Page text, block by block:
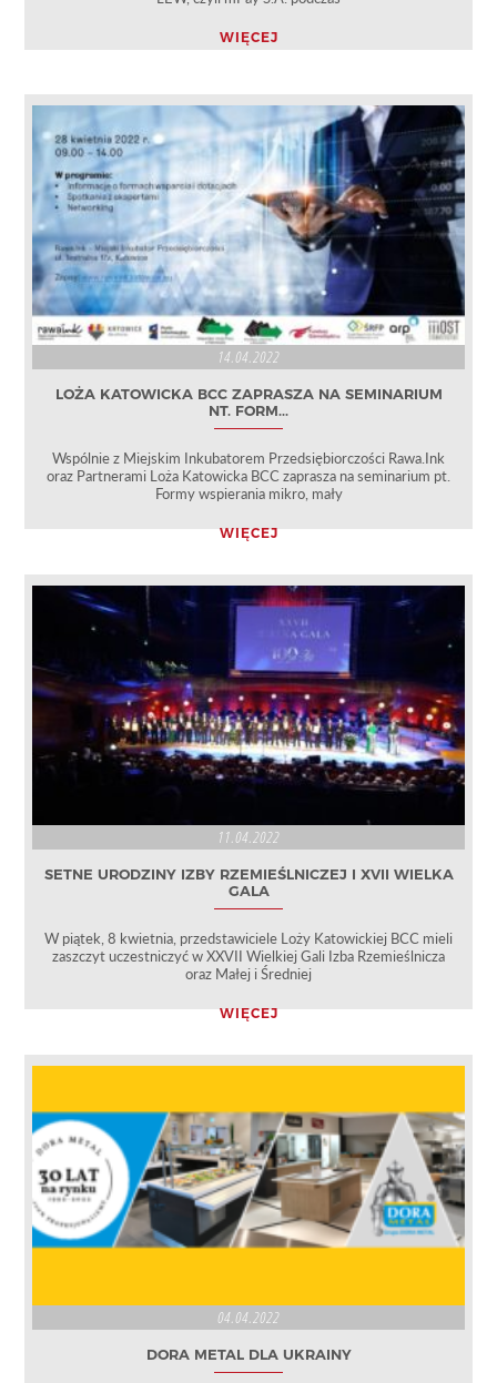
WIĘCEJ
14.04.2022
LOŻA KATOWICKA BCC ZAPRASZA NA SEMINARIUM
NT. FORM...
Wspólnie z Miejskim Inkubatorem Przedsiębiorczości Rawa.Ink
oraz Partnerami Loża Katowicka BCC zaprasza na seminarium pt.
Formy wspierania mikro, mały
WIĘCEJ
11.04.2022
SETNE URODZINY IZBY RZEMIEŚLNICZEJ I XVII WIELKA
GALA
W piątek, 8 kwietnia, przedstawiciele Loży Katowickiej BCC mieli
zaszczyt uczestniczyć w XXVII Wielkiej Gali Izba Rzemieślnicza
oraz Małej i Średniej
WIĘCEJ
04.04.2022
DORA METAL DLA UKRAINY